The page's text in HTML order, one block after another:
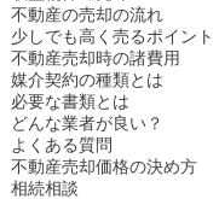
不動産の売却の流れ
少しでも高く売るポイント
不動産売却時の諸費用
媒介契約の種類とは
必要な書類とは
どんな業者が良い？
よくある質問
不動産売却価格の決め方
相続相談